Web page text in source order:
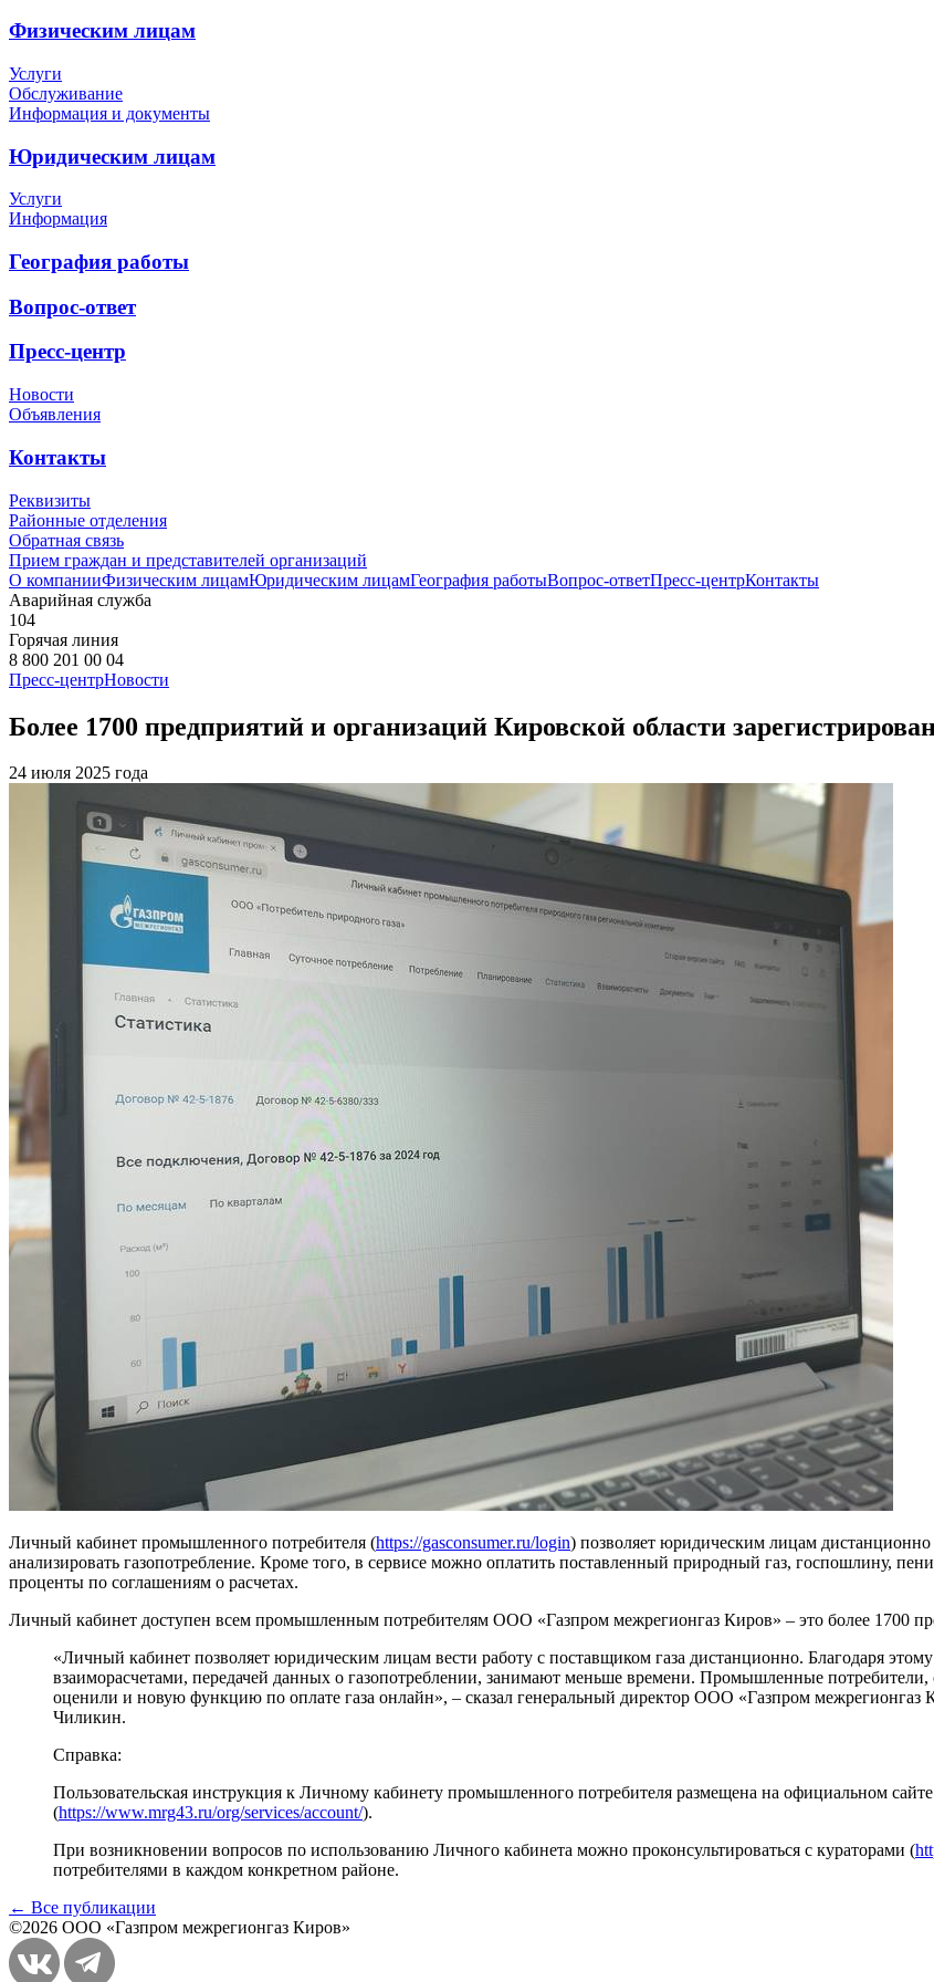
Физическим лицам
Услуги
Обслуживание
Информация и документы
Юридическим лицам
Услуги
Информация
География работы
Вопрос-ответ
Пресс-центр
Новости
Объявления
Контакты
Реквизиты
Районные отделения
Обратная связь
Прием граждан и представителей организаций
О компанииФизическим лицамЮридическим лицамГеография работыВопрос-ответПресс-центрКонтакты
Аварийная служба
104
Горячая линия
8 800 201 00 04
Пресс-центрНовости
Более 1700 предприятий и организаций Кировской области
24 июля 2025 года
Личный кабинет промышленного потребителя (https://gasconsumer.ru/login) позволяет юридическим лицам дистанционно
анализировать газопотребление. Кроме того, в сервисе можно оплатить поставленный природный газ, госпошлину,
проценты по соглашениям о расчетах.
Личный кабинет доступен всем промышленным потребителям ООО «Газпром межрегионгаз Киров» – это более 1700
«Личный кабинет позволяет юридическим лицам вести работу с поставщиком газа дистанционно. Благодаря
взаиморасчетами, передачей данных о газопотреблении, занимают меньше времени. Промышленные
оценили и новую функцию по оплате газа онлайн», – сказал генеральный директор ООО «Газпром
Чиликин.
Справка:
Пользовательская инструкция к Личному кабинету промышленного потребителя размещена на официальном
(https://www.mrg43.ru/org/services/account/).
При возникновении вопросов по использованию Личного кабинета можно проконсультироваться с кураторами (
потребителями в каждом конкретном районе.
← Все публикации
©2026 ООО «Газпром межрегионгаз Киров»